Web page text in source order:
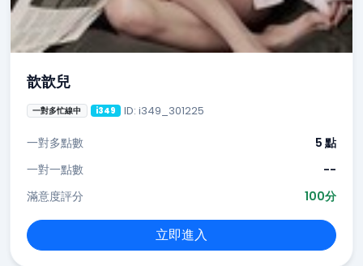
歆歆兒
一對多忙線中 i349 ID: i349_301225
一對多點數
5 點
一對一點數
--
滿意度評分
100分
立即進入